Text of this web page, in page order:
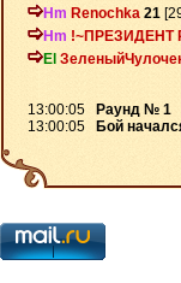
Hm Renochka 21
Hm !~ПРЕЗИДЕНТ
El
13:00:05
Раунд № 1
13:00:05
Бой